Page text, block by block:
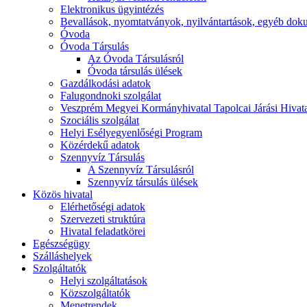
Elektronikus ügyintézés
Bevallások, nyomtatványok, nyilvántartások, egyéb
Óvoda
Óvoda Társulás
Az Óvoda Társulásról
Óvoda társulás ülések
Gazdálkodási adatok
Falugondnoki szolgálat
Veszprém Megyei Kormányhivatal Tapolcai Járási
Szociális szolgálat
Helyi Esélyegyenlőségi Program
Közérdekű adatok
Szennyvíz Társulás
A Szennyvíz Társulásról
Szennyvíz társulás ülések
Közös hivatal
Elérhetőségi adatok
Szervezeti struktúra
Hivatal feladatkörei
Egészségügy
Szálláshelyek
Szolgáltatók
Helyi szolgáltatások
Közszolgáltatók